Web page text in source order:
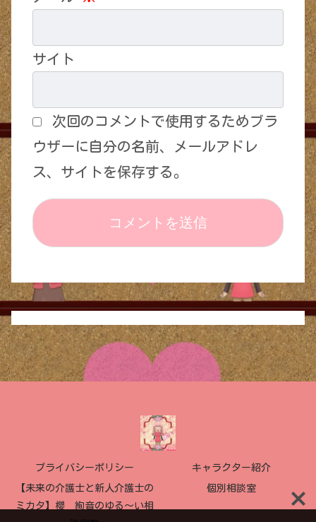
サイト
次回のコメントで使用するためブラ
ウザーに自分の名前、メールアドレ
ス、サイトを保存する。
プライバシーポリシー キャラクター紹介
【未来の介護士と新人介護士の
ミカタ】櫻 絢音のゆる〜い相
個別相談室